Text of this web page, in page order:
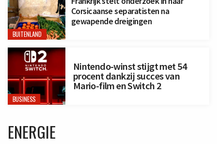
BUITENLAND
Corsicaanse separatisten na
gewapende dreigingen
BUSINESS
Nintendo-winst stijgt met 54
procent dankzij succes van
Mario-film en Switch 2
ENERGIE